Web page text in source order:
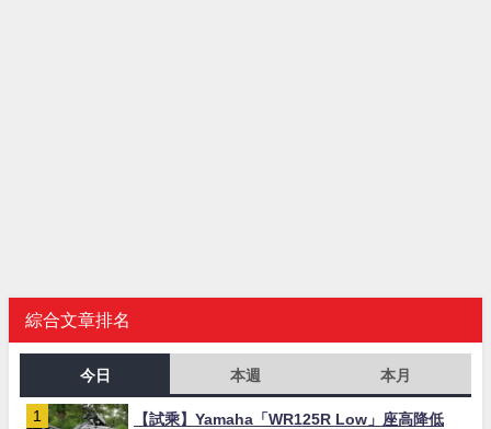
綜合文章排名
今日 本週 本月
【試乘】Yamaha「WR125R Low」座高降低